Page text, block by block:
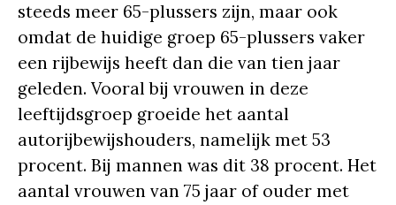
steeds meer 65-plussers zijn, maar ook
omdat de huidige groep 65-plussers vaker
een rijbewijs heeft dan die van tien jaar
geleden. Vooral bij vrouwen in deze
leeftijdsgroep groeide het aantal
autorijbewijshouders, namelijk met 53
procent. Bij mannen was dit 38 procent. Het
aantal vrouwen van 75 jaar of ouder met